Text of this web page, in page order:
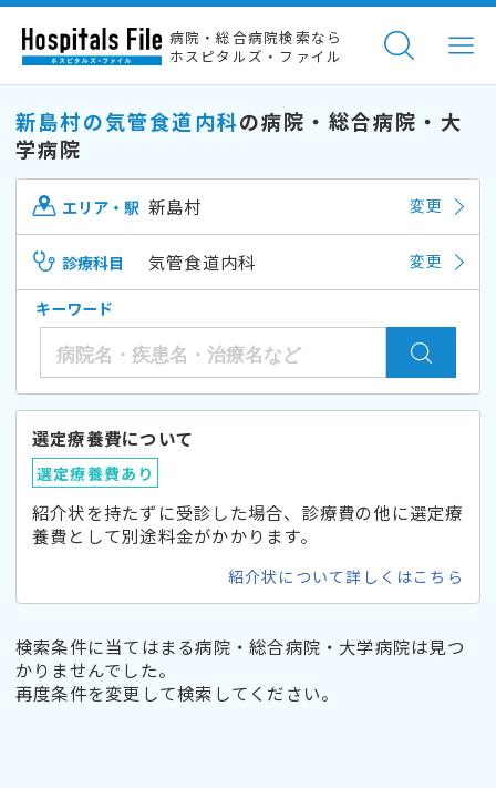
病院・総合病院検索なら
ホスピタルズ・ファイル
新島村の気管食道内科の病院・総合病院・大
学病院
エリア・駅 新島村 変更
診療科目 気管食道内科 変更
キーワード
選定療養費について
選定療養費あり
紹介状を持たずに受診した場合、診療費の他に選定療
養費として別途料金がかかります。
紹介状について詳しくはこちら
検索条件に当てはまる病院・総合病院・大学病院は見つ
かりませんでした。
再度条件を変更して検索してください。